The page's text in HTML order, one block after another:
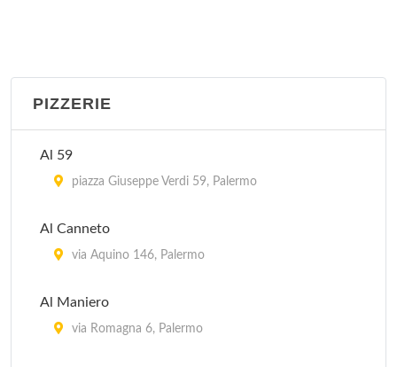
Basile
Biondo
Borgo Blu
Carlotta
PIZZERIE
Al 59
piazza Giuseppe Verdi 59, Palermo
Al Canneto
via Aquino 146, Palermo
Al Maniero
via Romagna 6, Palermo